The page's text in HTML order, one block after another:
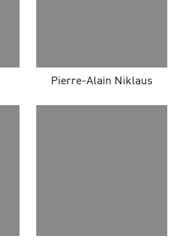
Pierre-Alain Niklaus